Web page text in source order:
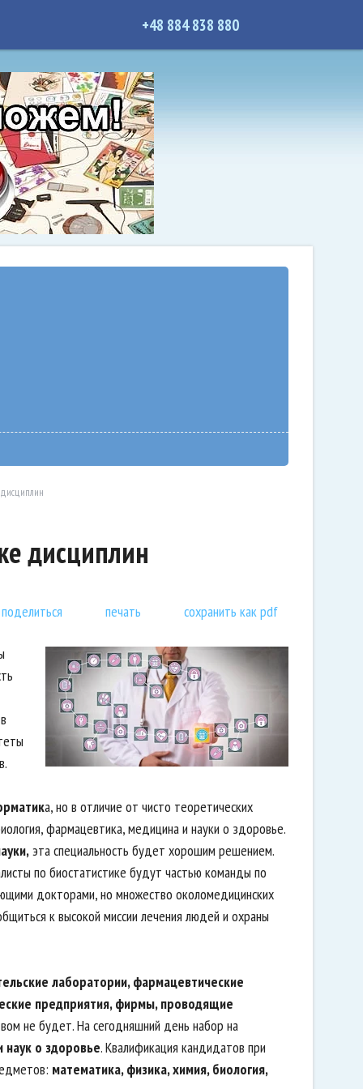
+48 884 838 880
дисциплин
дисциплин
поделиться печать сохранить как pdf
а, но в отличие от чисто теоретических
фармацевтика, медицина и науки о здоровье.
эта специальность будет хорошим решением.
по биостатистике будут частью команды по
докторами, но множество околомедицинских
к высокой миссии лечения людей и охраны
лаборатории, фармацевтические
предприятия, фирмы, проводящие
не будет. На сегодняшний день набор на
наук о здоровье. Квалификация кандидатов при
математика, физика, химия, биология,